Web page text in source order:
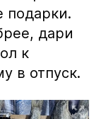
подарки.
дари
к
в отпуск.